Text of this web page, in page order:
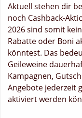
Aktuell stehen dir
noch Cashback-
2026 sind somit
Rabatte oder Boni
könntest. Das
Geileweine
Kampagnen,
Angebote jederzeit
aktiviert werden